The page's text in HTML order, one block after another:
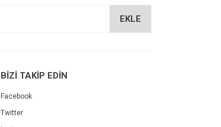
EKLE
BİZİ TAKİP EDİN
Facebook
Twitter